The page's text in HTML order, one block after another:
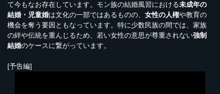
て今もなお存在しています。モン族の結婚風習における未成年の
結婚・児童婚は文化の一部ではあるものの、 女性の人権や教育の
機会を奪う要因ともなっています。特に少数民族の間では、家族
の絆や伝統を重んじるため、若い女性の意思が尊重されない強制
結婚のケースに繋がっています。
[予告編]